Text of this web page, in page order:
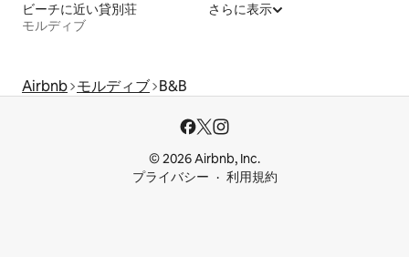
ビーチに近い貸別荘
モルディブ
さらに表示
Airbnb モルディブ B&B
© 2026 Airbnb, Inc.
プライバシー
利用規約